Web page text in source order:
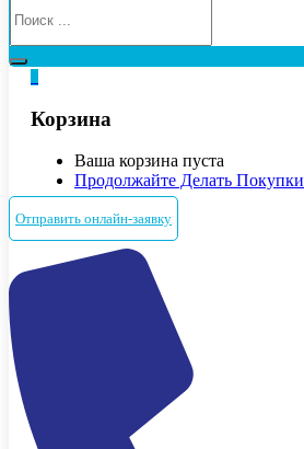
Корзина
Ваша корзина пуста
Продолжайте Делать Покупки
Отправить онлайн-заявку